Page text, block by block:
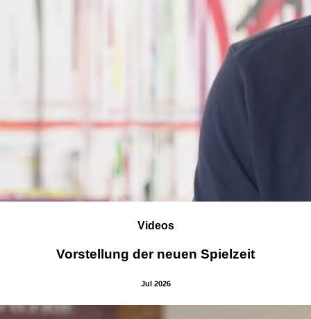
Videos
Vorstellung der neuen Spielzeit
Jul 2026